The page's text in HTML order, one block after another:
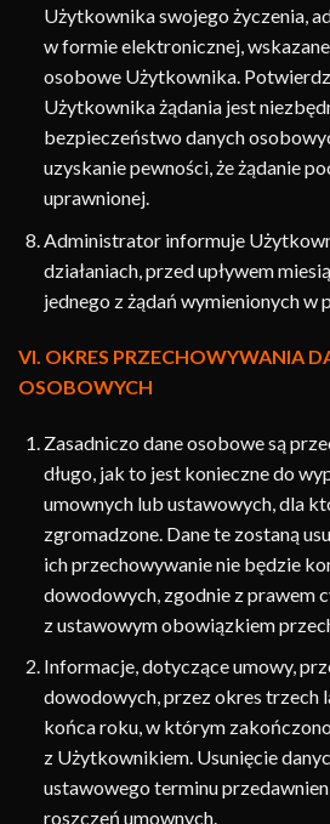
Użytkownika swojego życzenia,
w formie elektronicznej,
osobowe Użytkownika.
Użytkownika żądania jest
bezpieczeństwo danych
uzyskanie pewności, że żądanie
uprawnionej.
Administrator informuje
działaniach, przed upływem
jednego z żądań wymienionych w
VI. OKRES PRZECHOWYWANIA
OSOBOWYCH
Zasadniczo dane osobowe są
długo, jak to jest konieczne do
umownych lub ustawowych, dla
zgromadzone. Dane te zostaną
ich przechowywanie nie będzie
dowodowych, zgodnie z prawem
z ustawowym obowiązkiem
Informacje, dotyczące umowy,
dowodowych, przez okres trzech
końca roku, w którym
z Użytkownikiem. Usunięcie
ustawowego terminu
roszczeń umownych.